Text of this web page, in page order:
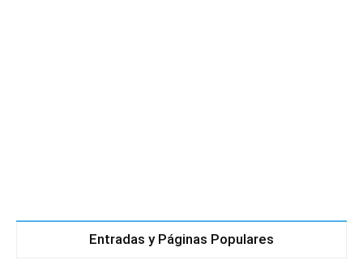
Entradas y Páginas Populares